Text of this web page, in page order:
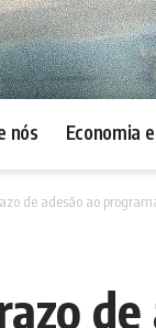
nós Economia
de adesão ao